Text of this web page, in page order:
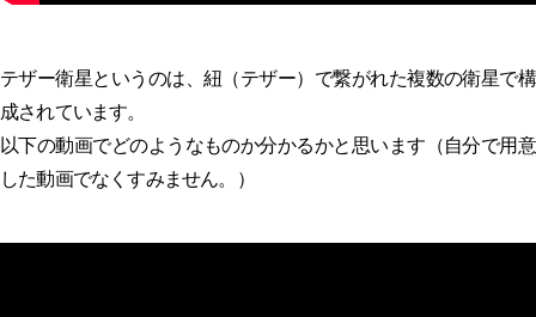
テザー衛星というのは、紐（テザー）で繋がれた複数の衛星で構
成されています。
以下の動画でどのようなものか分かるかと思います（自分で用意
した動画でなくすみません。）